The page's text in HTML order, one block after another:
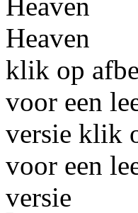
Heaven
klik op
voor een
versie klik
voor een
versie